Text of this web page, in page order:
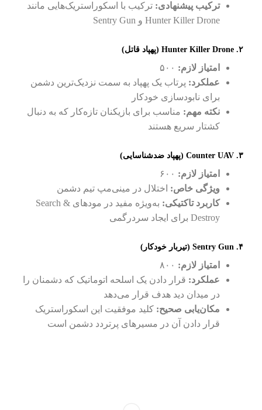
ترکیب پیشنهادی: ترکیب با اسکوراستریک‌هایی مانند
Hunter Killer Drone و Sentry Gun
۲. Hunter Killer Drone (پهپاد قاتل)
امتیاز لازم:
عملکرد: پرتاب یک پهپاد به سمت نزدیک‌ترین دشمن
برای نابودسازی خودکار
نکته مهم: مناسب برای بازیکنان تازه‌کار که به دنبال
کشتار سریع هستند
۳. Counter UAV (پهپاد ضدشناسایی)
امتیاز لازم:
ویژگی خاص: اختلال در مینی‌مپ تیم دشمن
کاربرد تاکتیکی:
به‌ویژه مفید در مودهای Search &
Destroy برای ایجاد سردرگمی
۴. Sentry Gun (تیربار خودکار)
امتیاز لازم:
عملکرد: قرار دادن یک اسلحه اتوماتیک که دشمنان را
در میدان دید هدف قرار می‌دهد
مکان‌یابی صحیح: کلید موفقیت این اسکوراستریک
قرار دادن آن در مسیرهای پرتردد دشمن است